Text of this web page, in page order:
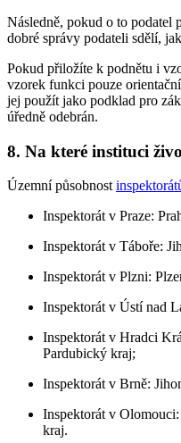
Následně, pokud o to podatel
dobré správy podateli sdělí,
Pokud přiložíte k podnětu i
vzorek funkci pouze
jej použít jako podklad pro
úředně odebrán.
8. Na které instituci
Územní působnost
Inspektorát v Praze:
Inspektorát v Táboře:
Inspektorát v Plzni:
Inspektorát v Ústí nad
Inspektorát v Hradci
Pardubický kraj;
Inspektorát v Brně:
Inspektorát v
kraj.